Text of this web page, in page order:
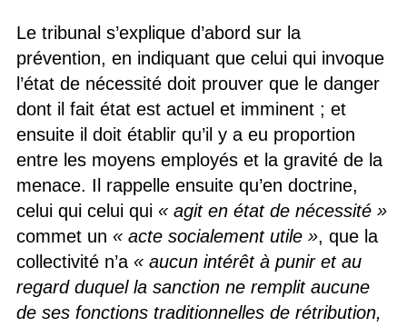
Le tribunal s’explique d’abord sur la
prévention, en indiquant que celui qui invoque
l’état de nécessité doit prouver que le danger
dont il fait état est actuel et imminent ; et
ensuite il doit établir qu’il y a eu proportion
entre les moyens employés et la gravité de la
menace. Il rappelle ensuite qu’en doctrine,
celui qui celui qui « agit en état de nécessité »
commet un « acte socialement utile », que la
collectivité n’a « aucun intérêt à punir et au
regard duquel la sanction ne remplit aucune
de ses fonctions traditionnelles de rétribution,